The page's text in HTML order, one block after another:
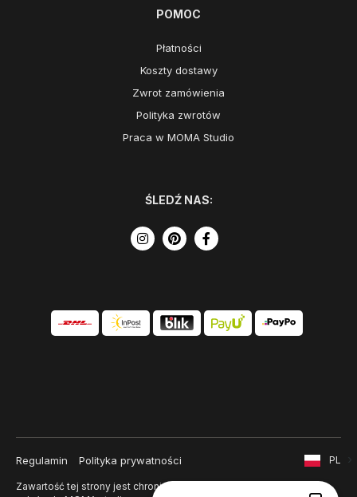
POMOC
Płatności
Koszty dostawy
Zwrot zamówienia
Polityka zwrotów
Praca w MOMA Studio
ŚLEDŹ NAS:
Regulamin Polityka prywatności
Zawartość tej strony jest chroniona prawem autorskim i
PL